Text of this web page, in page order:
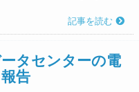
記事を読む
タセンターの電
告